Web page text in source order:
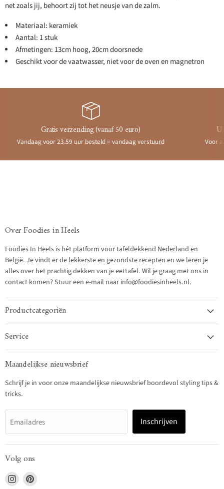
net zoals jij, behoort zij tot het neusje van de zalm.
Materiaal: keramiek
Aantal: 1 stuk
Afmetingen: 13cm hoog, 20cm doorsnede
Geschikt voor de vaatwasser, niet voor de oven en magnetron
Gratis verzending (vanaf 50 euro)
Vandaag voor 23.59 uur besteld = vandaag verstuurd Voor
Over Foodies in Heels
Foodies In Heels is hét platform voor tafeldekkend Nederland en
België. Je vindt er de lekkerste en gezondste recepten en we leren je
alles over het prachtig dekken van je eettafel. Wil je graag met ons in
contact komen? Stuur een e-mail naar info@foodiesinheels.nl.
Productcategoriën
Service
Maandelijkse nieuwsbrief
Schrijf je in voor onze maandelijkse nieuwsbrief boordevol styling tips &
tricks.
Emailadres Inschrijven
Volg ons
Vind Vind